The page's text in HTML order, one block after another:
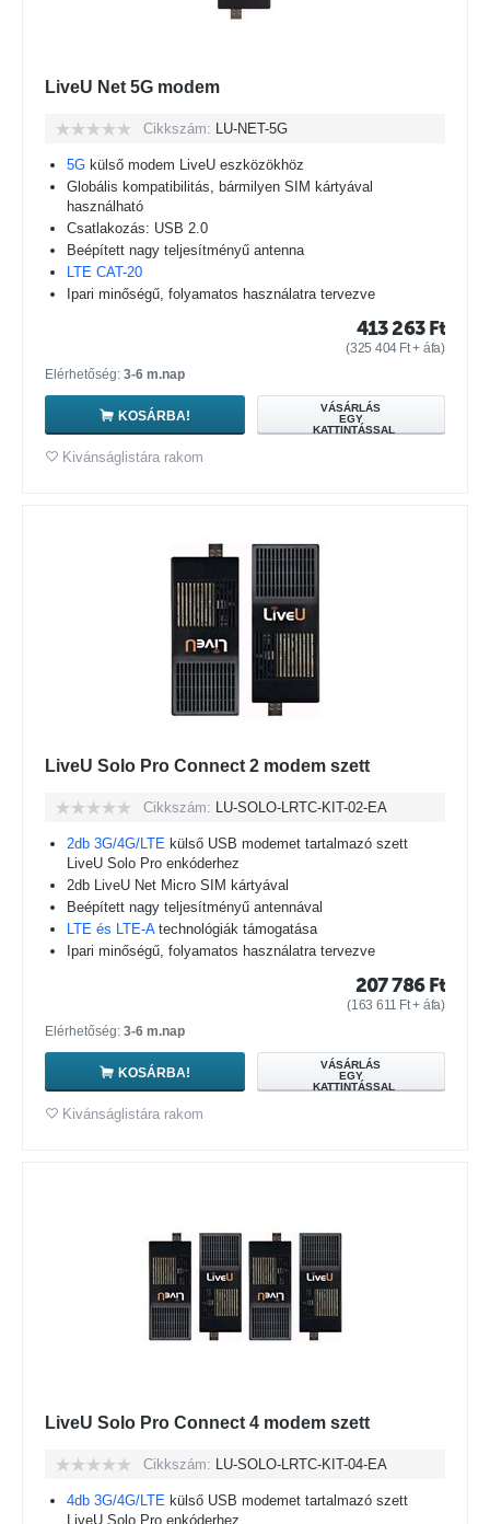
LiveU Net 5G modem
Cikkszám: LU-NET-5G
5G külső modem LiveU eszközökhöz
Globális kompatibilitás, bármilyen SIM kártyával
használható
Csatlakozás: USB 2.0
Beépített nagy teljesítményű antenna
LTE CAT-20
Ipari minőségű, folyamatos használatra tervezve
413 263 Ft
(325 404 Ft+ áfa)
Elérhetőség: 3-6 m.nap
KOSÁRBA!
VÁSÁRLÁS
EGY
KATTINTÁSSAL
Kivánságlistára rakom
LiveU Solo Pro Connect 2 modem szett
Cikkszám: LU-SOLO-LRTC-KIT-02-EA
2db 3G/4G/LTE külső USB modemet tartalmazó szett
LiveU Solo Pro enkóderhez
2db LiveU Net Micro SIM kártyával
Beépített nagy teljesítményű antennával
LTE és LTE-Atechnológiák támogatása
Ipari minőségű, folyamatos használatra tervezve
207 786 Ft
(163 611 Ft+ áfa)
Elérhetőség: 3-6 m.nap
KOSÁRBA!
VÁSÁRLÁS
EGY
KATTINTÁSSAL
Kivánságlistára rakom
LiveU Solo Pro Connect 4 modem szett
Cikkszám: LU-SOLO-LRTC-KIT-04-EA
4db 3G/4G/LTE külső USB modemet tartalmazó szett
LiveU Solo Pro enkóderhez